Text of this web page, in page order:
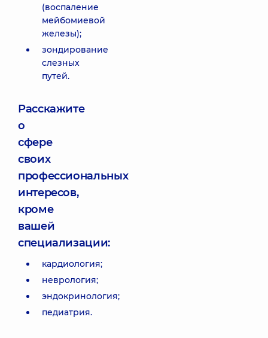
(воспаление
мейбомиевой
железы);
зондирование
слезных
путей.
Расскажите
о
сфере
своих
профессиональных
интересов,
кроме
вашей
специализации:
кардиология;
неврология;
эндокринология;
педиатрия.